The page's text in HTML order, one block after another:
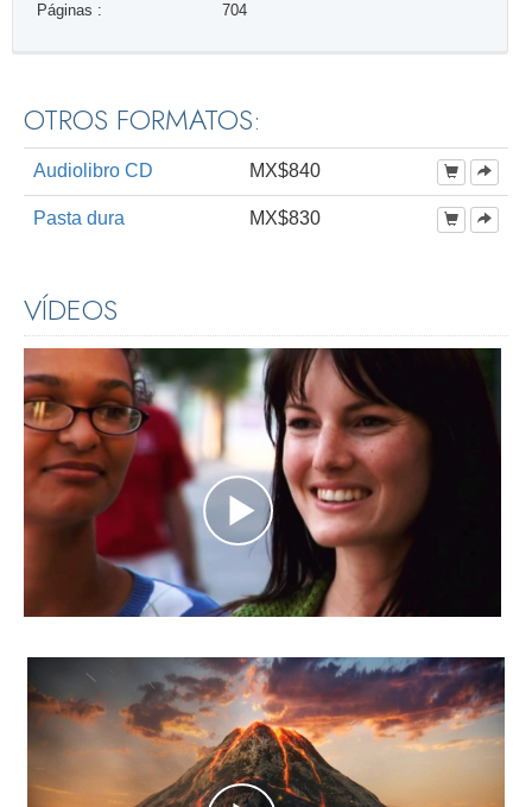
Páginas :
704
OTROS FORMATOS:
Audiolibro CD MX$840
Pasta dura MX$830
VÍDEOS